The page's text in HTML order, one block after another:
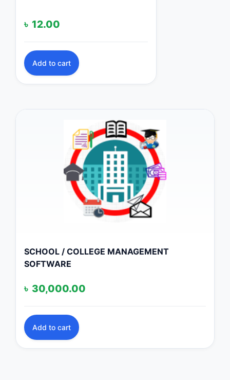
৳ 12.00
Add to cart
SCHOOL / COLLEGE MANAGEMENT
SOFTWARE
৳ 30,000.00
Add to cart